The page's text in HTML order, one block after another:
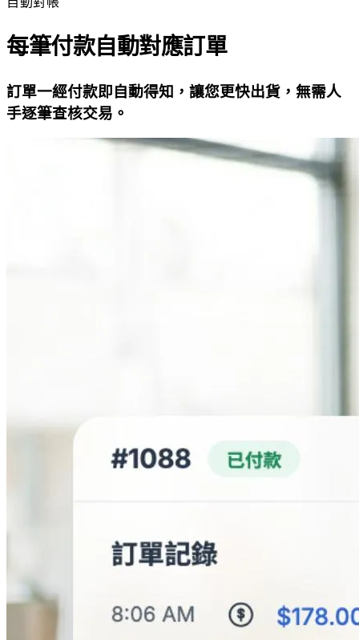
每筆付款自動對應訂單
訂單一經付款即自動得知，讓您更快出貨，無需人
手逐筆查核交易。